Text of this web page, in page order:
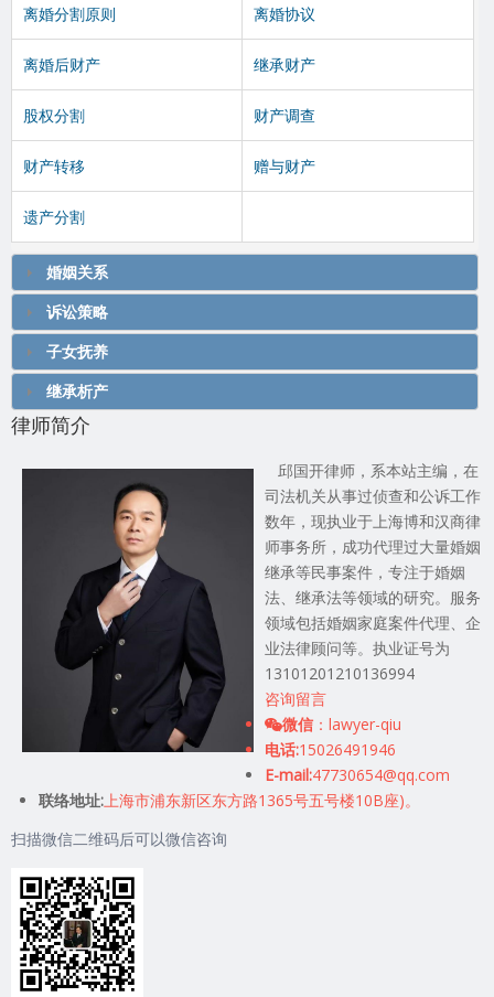
离婚分割原则 离婚协议
离婚后财产 继承财产
股权分割 财产调查
财产转移 赠与财产
遗产分割
婚姻关系
诉讼策略
子女抚养
继承析产
律师简介
邱国开律师，系本站主编，在
司法机关从事过侦查和公诉工作
数年，现执业于上海博和汉商律
师事务所，成功代理过大量婚姻
继承等民事案件，专注于婚姻
法、继承法等领域的研究。服务
领域包括婚姻家庭案件代理、企
业法律顾问等。执业证号为
13101201210136994
咨询留言
微信 ：lawyer-qiu
电话:15026491946
E-mail:47730654@qq.com
联络地址:上海市浦东新区东方路1365号五号楼10B座)。
扫描微信二维码后可以微信咨询